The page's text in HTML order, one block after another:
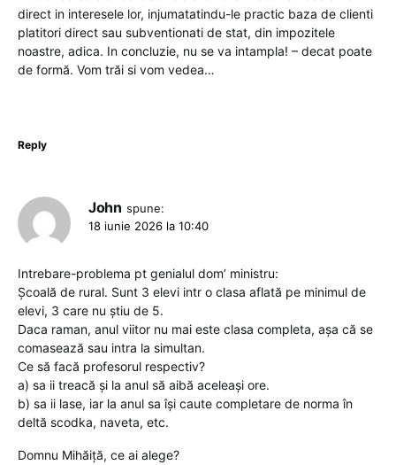
direct in interesele lor, injumatatindu-le practic baza de clienti
platitori direct sau subventionati de stat, din impozitele
noastre, adica. In concluzie, nu se va intampla! – decat poate
de formă. Vom trăi si vom vedea…
Reply
John spune:
18 iunie 2026 la 10:40
Intrebare-problema pt genialul dom’ ministru:
Școală de rural. Sunt 3 elevi intr o clasa aflată pe minimul de
elevi, 3 care nu știu de 5.
Daca raman, anul viitor nu mai este clasa completa, așa că se
comasează sau intra la simultan.
Ce să facă profesorul respectiv?
a) sa ii treacă și la anul să aibă aceleași ore.
b) sa ii lase, iar la anul sa își caute completare de norma în
deltă scodka, naveta, etc.
Domnu Mihăiță, ce ai alege?